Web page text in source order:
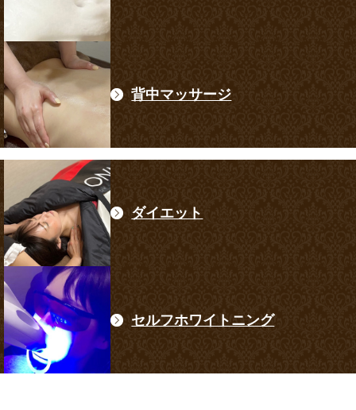
背中マッサージ
ダイエット
セルフホワイトニング